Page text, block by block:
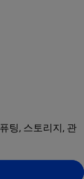
팅, 스토리지, 관